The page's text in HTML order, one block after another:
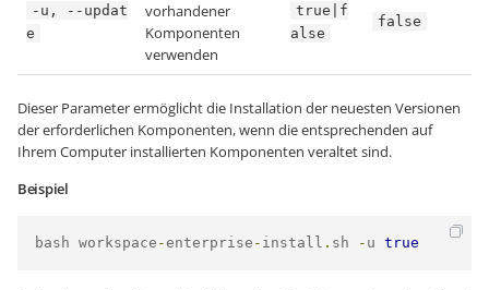
-u, --updat
e
vorhandener
Komponenten
verwenden
true|f
alse
false
Dieser Parameter ermöglicht die Installation der neuesten Versionen
der erforderlichen Komponenten, wenn die entsprechenden auf
Ihrem Computer installierten Komponenten veraltet sind.
Beispiel
bash workspace -enterprise - install . sh - u true